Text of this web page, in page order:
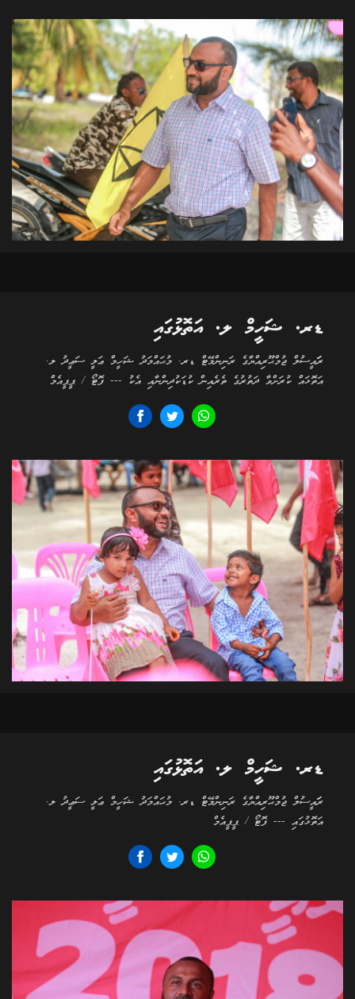
ޑރ. ޝަހީމް ލ. އަތޮޅުގައި
ރަަައީސުލް ޖުމްޙޫރިއްޔާގެ ރަނިންމޭޓް ޑރ. މުޙައްމަދު ޝަހީމް ޢަލީ ސަޢީދު ލ.
އަތޮޅައް ކުރަށްވާ ދަތުރުގެ ތެރެއިން ކުޑަކުދިންނާއި އެކު --- ފޮޓޯ / ޕީޕީއެމް
ޑރ. ޝަހީމް ލ. އަތޮޅުގައި
ރަަައީސުލް ޖުމްޙޫރިއްޔާގެ ރަނިންމޭޓް ޑރ. މުޙައްމަދު ޝަހީމް ޢަލީ ސަޢީދު ލ.
އަތޮޅުގައި --- ފޮޓޯ / ޕީޕީއެމް